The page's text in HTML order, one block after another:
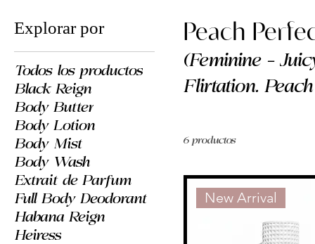
Explorar por
Todos los productos
Black Reign
Body Butter
Body Lotion
Body Mist
Body Wash
Extrait de Parfum
Full Body Deodorant
Habana Reign
Heiress
Peach
(Feminine – Juicy, Sweet,
Flirtation. Peach Perfection is bright, juicy, and full of life.
skin—sweet, fresh,
6 productos
New Arrival